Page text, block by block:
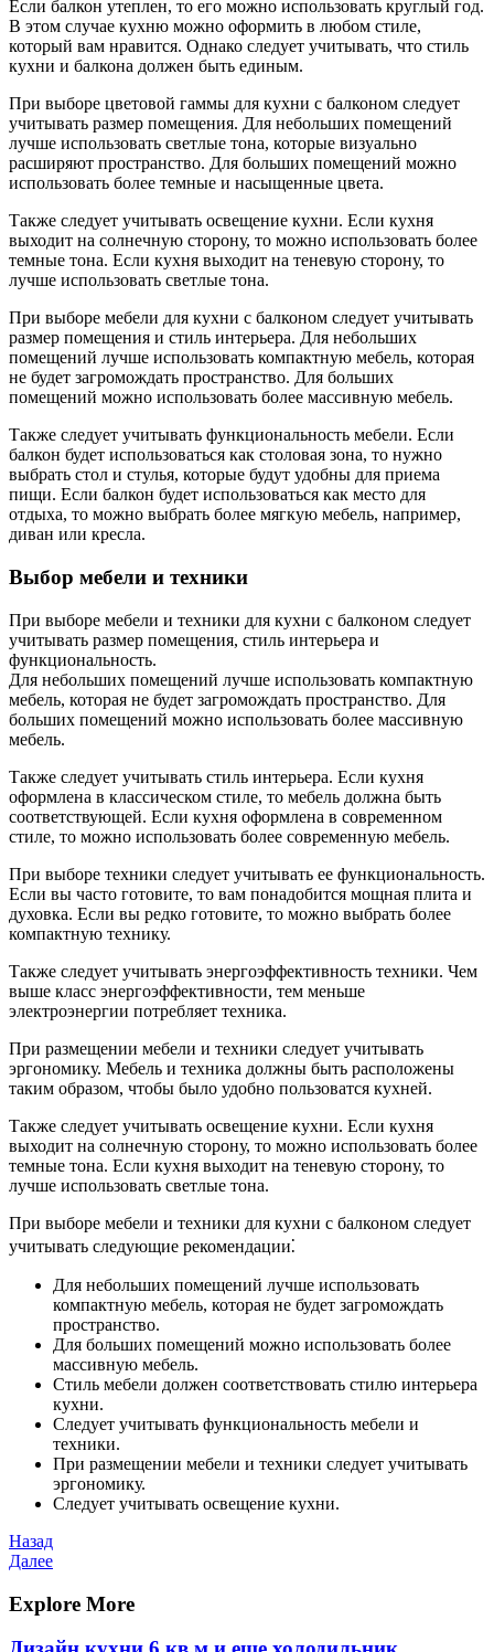
Если балкон утеплен, то его можно использовать круглый год.
В этом случае кухню можно оформить в любом стиле,
который вам нравится. Однако следует учитывать, что стиль
кухни и балкона должен быть единым.
При выборе цветовой гаммы для кухни с балконом следует
учитывать размер помещения. Для небольших помещений
лучше использовать светлые тона, которые визуально
расширяют пространство. Для больших помещений можно
использовать более темные и насыщенные цвета.
Также следует учитывать освещение кухни. Если кухня
выходит на солнечную сторону, то можно использовать более
темные тона. Если кухня выходит на теневую сторону, то
лучше использовать светлые тона.
При выборе мебели для кухни с балконом следует учитывать
размер помещения и стиль интерьера. Для небольших
помещений лучше использовать компактную мебель, которая
не будет загромождать пространство. Для больших
помещений можно использовать более массивную мебель.
Также следует учитывать функциональность мебели. Если
балкон будет использоваться как столовая зона, то нужно
выбрать стол и стулья, которые будут удобны для приема
пищи. Если балкон будет использоваться как место для
отдыха, то можно выбрать более мягкую мебель, например,
диван или кресла.
Выбор мебели и техники
При выборе мебели и техники для кухни с балконом следует
учитывать размер помещения, стиль интерьера и
функциональность.
Для небольших помещений лучше использовать компактную
мебель, которая не будет загромождать пространство. Для
больших помещений можно использовать более массивную
мебель.
Также следует учитывать стиль интерьера. Если кухня
оформлена в классическом стиле, то мебель должна быть
соответствующей. Если кухня оформлена в современном
стиле, то можно использовать более современную мебель.
При выборе техники следует учитывать ее функциональность.
Если вы часто готовите, то вам понадобится мощная плита и
духовка. Если вы редко готовите, то можно выбрать более
компактную технику.
Также следует учитывать энергоэффективность техники. Чем
выше класс энергоэффективности, тем меньше
электроэнергии потребляет техника.
При размещении мебели и техники следует учитывать
эргономику. Мебель и техника должны быть расположены
таким образом, чтобы было удобно пользоватся кухней.
Также следует учитывать освещение кухни. Если кухня
выходит на солнечную сторону, то можно использовать более
темные тона. Если кухня выходит на теневую сторону, то
лучше использовать светлые тона.
При выборе мебели и техники для кухни с балконом следует
учитывать следующие рекомендации⁚
Для небольших помещений лучше использовать
компактную мебель, которая не будет загромождать
пространство.
Для больших помещений можно использовать более
массивную мебель.
Стиль мебели должен соответствовать стилю интерьера
кухни.
Следует учитывать функциональность мебели и
техники.
При размещении мебели и техники следует учитывать
эргономику.
Следует учитывать освещение кухни.
Навигация
по
записям
Предыдущая
запись
Назад
Следующая
Далее
Explore More